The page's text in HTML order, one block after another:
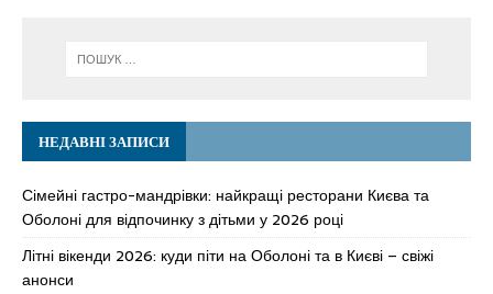
НЕДАВНІ ЗАПИСИ
Сімейні гастро-мандрівки: найкращі ресторани Києва та
Оболоні для відпочинку з дітьми у 2026 році
Літні вікенди 2026: куди піти на Оболоні та в Києві – свіжі
анонси